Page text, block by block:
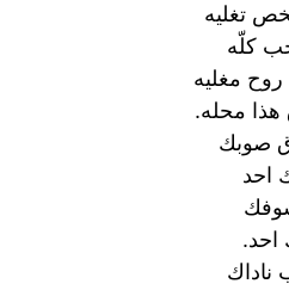
تغليه
كلّه
مغليه
محله.
صوبك
احد
احد.